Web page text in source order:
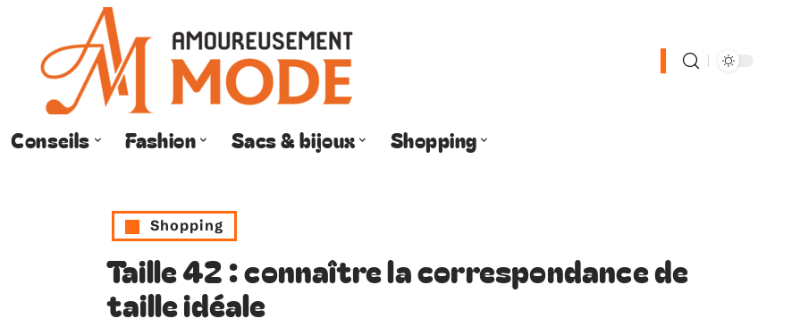
Conseils Fashion Sacs & bijoux Shopping
Shopping
Taille 42 : connaître la correspondance de
taille idéale